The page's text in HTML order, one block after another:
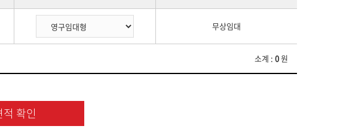
무상임대
소계 : 0원